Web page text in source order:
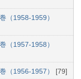
（1958-1959）
（1957-1958）
（1956-1957） [79]